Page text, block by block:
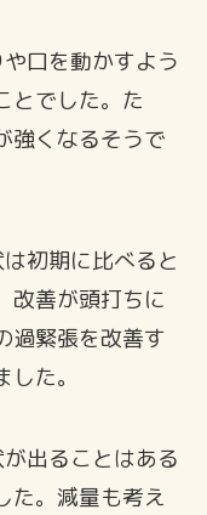
口を動かすよう
とでした。た
強くなるそうで
初期に比べると
改善が頭打ちに
過緊張を改善す
た。
出ることはある
た。減量も考え